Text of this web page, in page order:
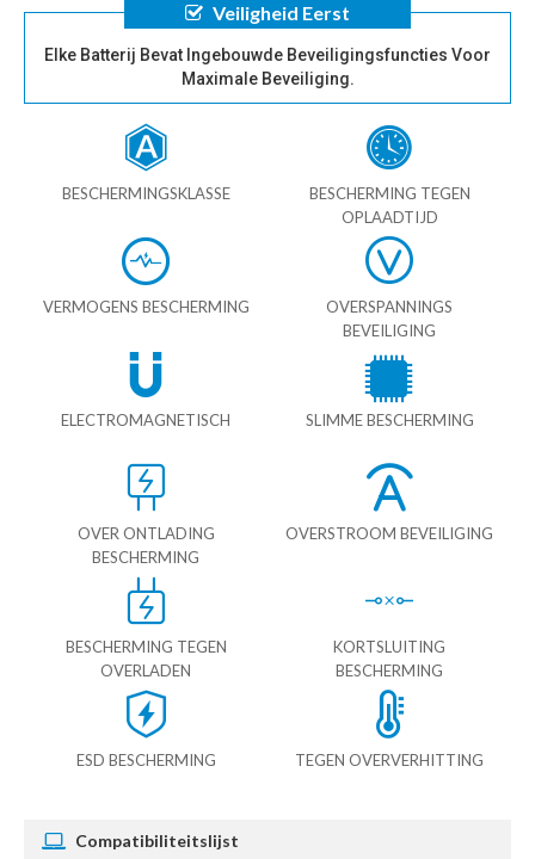
Veiligheid Eerst
Elke Batterij Bevat Ingebouwde Beveiligingsfuncties Voor
Maximale Beveiliging.
BESCHERMINGSKLASSE
BESCHERMING TEGEN
OPLAADTIJD
VERMOGENS BESCHERMING
OVERSPANNINGS
BEVEILIGING
ELECTROMAGNETISCH SLIMME BESCHERMING
OVER ONTLADING
BESCHERMING
OVERSTROOM BEVEILIGING
BESCHERMING TEGEN
OVERLADEN
KORTSLUITING
BESCHERMING
ESD BESCHERMING TEGEN OVERVERHITTING
Compatibiliteitslijst